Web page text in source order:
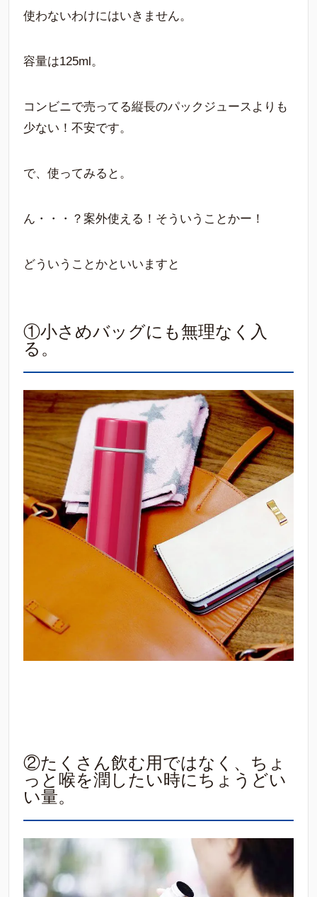
使わないわけにはいきません。
容量は125ml。
コンビニで売ってる縦長のパックジュースよりも
少ない！不安です。
で、使ってみると。
ん・・・？案外使える！そういうことかー！
どういうことかといいますと
①小さめバッグにも無理なく入
る。
②たくさん飲む用ではなく、ちょ
っと喉を潤したい時にちょうどい
い量。